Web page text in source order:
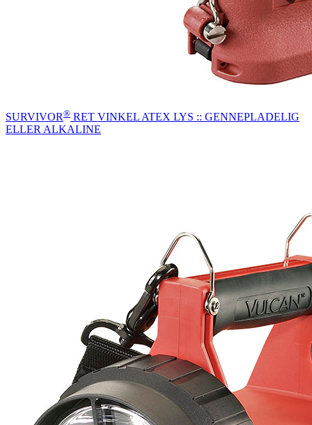
SURVIVOR® RET VINKEL ATEX LYS :: GENNEPLADELIG
ELLER ALKALINE